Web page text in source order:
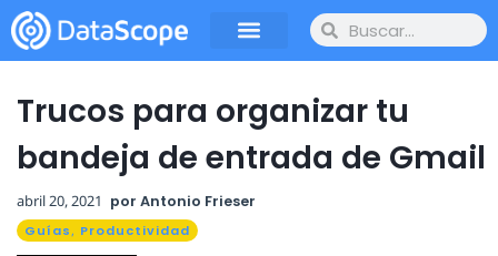
Trucos para organizar tu
bandeja de entrada de Gmail
abril 20, 2021 por Antonio Frieser
Guías , Productividad